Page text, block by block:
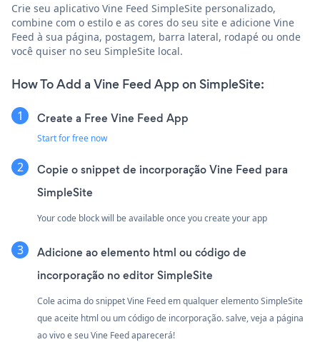
Crie seu aplicativo Vine Feed SimpleSite personalizado,
combine com o estilo e as cores do seu site e adicione Vine
Feed à sua página, postagem, barra lateral, rodapé ou onde
você quiser no seu SimpleSite local.
How To Add a Vine Feed App on SimpleSite:
Create a Free Vine Feed App
Start for free now
Copie o snippet de incorporação Vine Feed para
SimpleSite
Your code block will be available once you create your app
Adicione ao elemento html ou código de
incorporação no editor SimpleSite
Cole acima do snippet Vine Feed em qualquer elemento SimpleSite
que aceite html ou um código de incorporação. salve, veja a página
ao vivo e seu Vine Feed aparecerá!